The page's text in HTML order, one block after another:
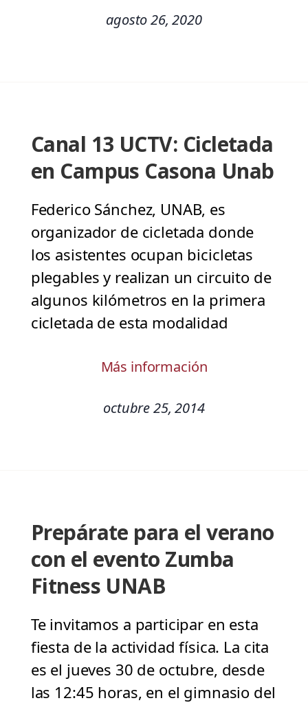
agosto 26, 2020
Canal 13 UCTV: Cicletada
en Campus Casona Unab
Federico Sánchez, UNAB, es
organizador de cicletada donde
los asistentes ocupan bicicletas
plegables y realizan un circuito de
algunos kilómetros en la primera
cicletada de esta modalidad
Más información
octubre 25, 2014
Prepárate para el verano
con el evento Zumba
Fitness UNAB
Te invitamos a participar en esta
fiesta de la actividad física. La cita
es el jueves 30 de octubre, desde
las 12:45 horas, en el gimnasio del